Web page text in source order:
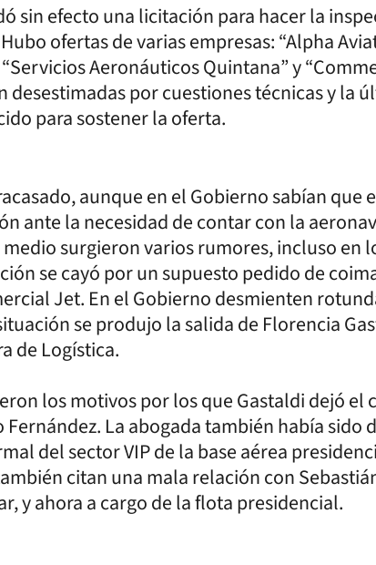
sin efecto una licitación para hacer la
ofertas de varias empresas: “Alpha
“Servicios Aeronáuticos Quintana” y
desestimadas por cuestiones técnicas y la
para sostener la oferta.
aunque en el Gobierno sabían que
ante la necesidad de contar con la
surgieron varios rumores, incluso en
se cayó por un supuesto pedido de
Jet. En el Gobierno desmienten
se produjo la salida de Florencia
de Logística.
los motivos por los que Gastaldi dejó el
La abogada también había sido
del sector VIP de la base aérea
citan una mala relación con
y ahora a cargo de la flota presidencial.